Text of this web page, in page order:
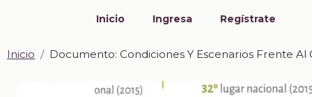
Inicio Ingresa Regístrate
Inicio Documento: Condiciones Y Escenarios Frente